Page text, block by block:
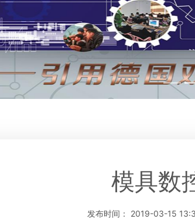
模具数
发布时间： 2019-03-15